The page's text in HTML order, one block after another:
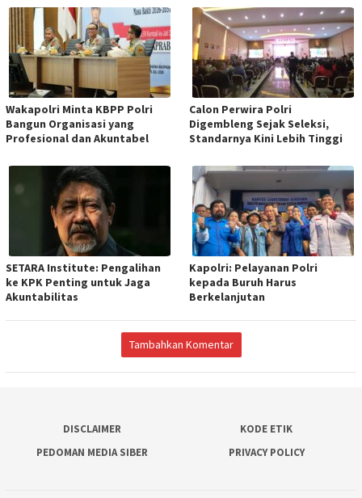
Wakapolri Minta KBPP Polri
Bangun Organisasi yang
Profesional dan Akuntabel
Calon Perwira Polri
Digembleng Sejak Seleksi,
Standarnya Kini Lebih Tinggi
SETARA Institute: Pengalihan
ke KPK Penting untuk Jaga
Akuntabilitas
Kapolri: Pelayanan Polri
kepada Buruh Harus
Berkelanjutan
Tambahkan Komentar
DISCLAIMER
KODE ETIK
PEDOMAN MEDIA SIBER
PRIVACY POLICY